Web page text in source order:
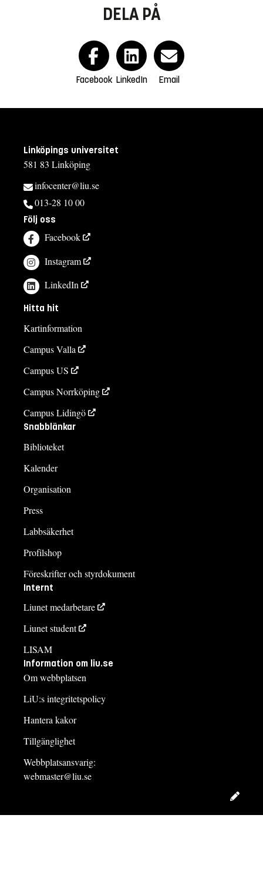
DELA PÅ
Facebook LinkedIn Email
Linköpings universitet
581 83 Linköping
infocenter@liu.se
013-28 10 00
Följ oss
Facebook
Instagram
LinkedIn
Hitta hit
Kartinformation
Campus Valla
Campus US
Campus Norrköping
Campus Lidingö
Snabblänkar
Biblioteket
Kalender
Organisation
Press
Labbsäkerhet
Profilshop
Föreskrifter och styrdokument
Internt
Liunet medarbetare
Liunet student
LISAM
Information om liu.se
Om webbplatsen
LiU:s integritetspolicy
Hantera kakor
Tillgänglighet
Webbplatsansvarig:
webmaster@liu.se